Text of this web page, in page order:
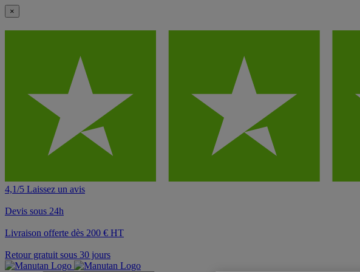
×
4,1/5 Laissez un avis
Devis sous 24h
Livraison offerte dès 200 € HT
Retour gratuit sous 30 jours